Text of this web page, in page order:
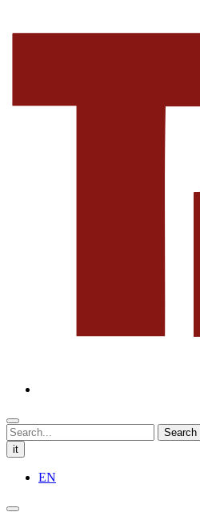
Search
it
EN